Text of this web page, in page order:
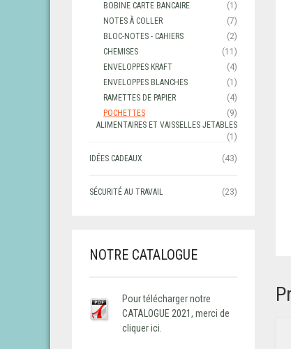
BOBINE CARTE BANCAIRE
(1)
NOTES À COLLER
(7)
BLOC-NOTES - CAHIERS
(2)
CHEMISES
(11)
ENVELOPPES KRAFT
(4)
ENVELOPPES BLANCHES
(1)
RAMETTES DE PAPIER
(4)
POCHETTES
(9)
ALIMENTAIRES ET VAISSELLES JETABLES
(1)
IDÉES CADEAUX (43)
SÉCURITÉ AU TRAVAIL (23)
NOTRE CATALOGUE
Pour télécharger notre
CATALOGUE 2021, merci de
cliquer ici.